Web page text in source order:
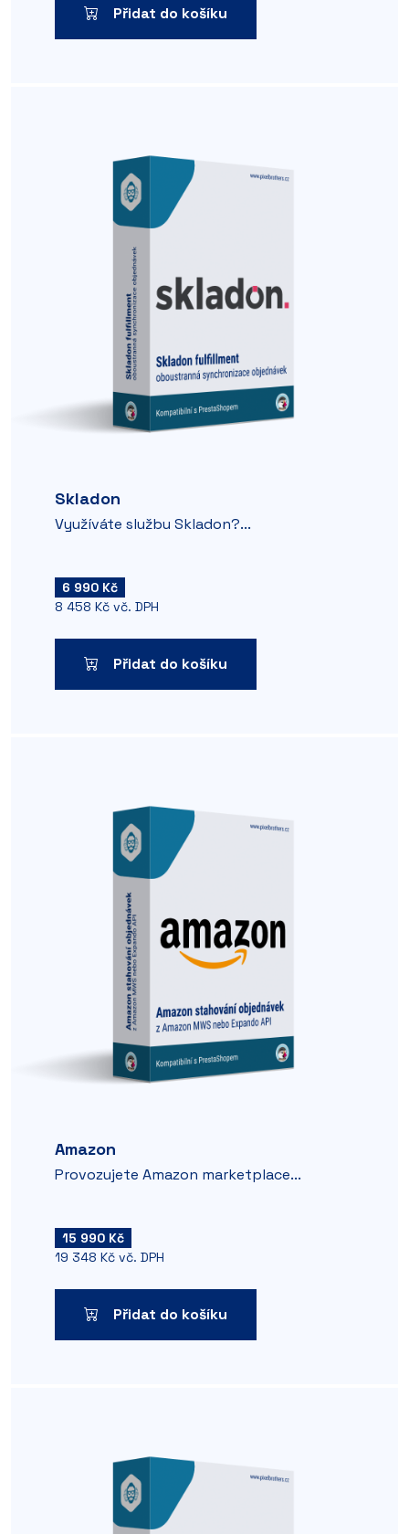
Přidat do košíku
Skladon
Využíváte službu Skladon?...
6 990 Kč
8 458 Kč vč. DPH
Přidat do košíku
Amazon
Provozujete Amazon marketplace...
15 990 Kč
19 348 Kč vč. DPH
Přidat do košíku